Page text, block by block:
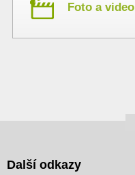
Foto a video
Další odkazy